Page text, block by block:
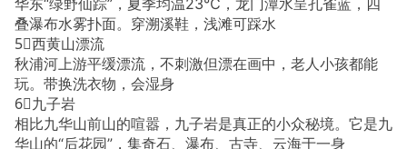
华东“绿野仙踪”，夏季均温23℃，龙门潭水呈孔雀蓝，四
叠瀑布水雾扑面。穿溯溪鞋，浅滩可踩水
5⃣西黄山漂流
秋浦河上游平缓漂流，不刺激但漂在画中，老人小孩都能
玩。带换洗衣物，会湿身
6⃣九子岩
相比九华山前山的喧嚣，九子岩是真正的小众秘境。它是九
华山的“后花园”，集奇石、瀑布、古寺、云海于一身